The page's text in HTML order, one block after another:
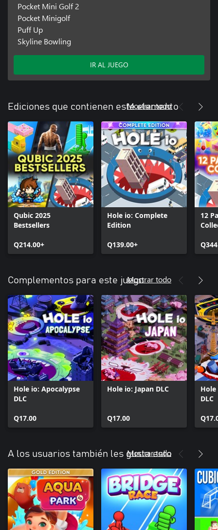
Pocket Mini Golf 2
Pocket Minigolf
Puff Up
Skyline Bowling
IR AL JUEGO
Ediciones que contienen este elemento
Mostrar todo
Qubic 2025
Bestsellers
Q214.00+
Hole io: Complete
Edition
Q139.00+
12
Complementos para este juegoMostrar todo
Hole io: Apocalypse
DLC
Q17.00
Hole io: Japan DLC
Q17.00
DLC
A los usuarios también les gusta esto
Mostrar todo